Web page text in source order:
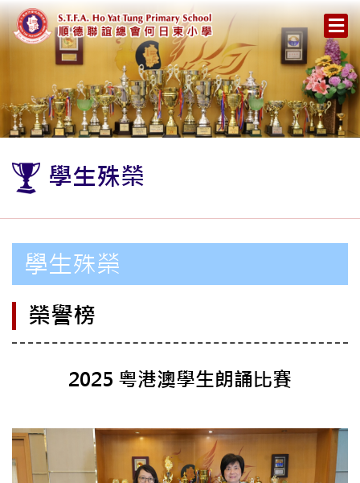
學生殊榮
學生殊榮
榮譽榜
2025 粵港澳學生朗誦比賽